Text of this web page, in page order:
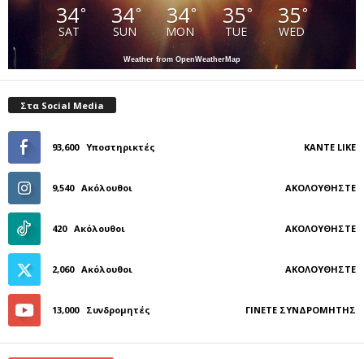
34°
SAT
34°
SUN
34°
MON
35°
TUE
35°
WED
Weather from OpenWeatherMap
Στα Social Media
93,600 Υποστηρικτές ΚΆΝΤΕ LIKE
9,540 Ακόλουθοι ΑΚΟΛΟΥΘΉΣΤΕ
420 Ακόλουθοι ΑΚΟΛΟΥΘΉΣΤΕ
2,060 Ακόλουθοι ΑΚΟΛΟΥΘΉΣΤΕ
13,000 Συνδρομητές ΓΊΝΕΤΕ ΣΥΝΔΡΟΜΗΤΉΣ